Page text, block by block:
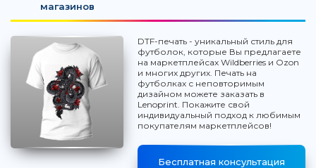
магазинов
DTF-печать - уникальный стиль для
футболок, которые Вы предлагаете
на маркетплейсах Wildberries и Ozon
и многих других. Печать на
футболках с неповторимым
дизайном можете заказать в
Lenoprint. Покажите свой
индивидуальный подход к любимым
покупателям маркетплейсов!
Бесплатная консультация